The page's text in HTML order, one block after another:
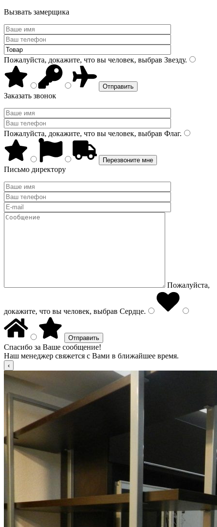
Вызвать замерщика
Пожалуйста, докажите, что вы человек, выбрав Звезду.
Заказать звонок
Пожалуйста, докажите, что вы человек, выбрав Флаг.
Письмо директору
Пожалуйста,
докажите, что вы человек, выбрав Сердце.
Спасибо за Ваше сообщение!
Наш менеджер свяжется с Вами в ближайшее время.